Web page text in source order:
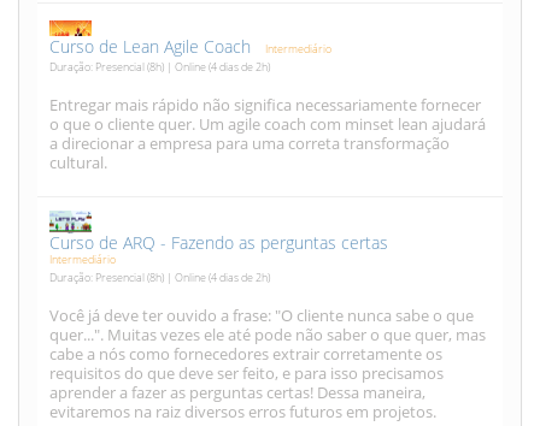
Curso de Lean Agile Coach
Intermediário
Duração: Presencial (8h) | Online (4 dias de 2h)
Entregar mais rápido não significa necessariamente fornecer
o que o cliente quer. Um agile coach com minset lean ajudará
a direcionar a empresa para uma correta transformação
cultural.
Curso de ARQ - Fazendo as perguntas certas
Intermediário
Duração: Presencial (8h) | Online (4 dias de 2h)
Você já deve ter ouvido a frase: "O cliente nunca sabe o que
quer...". Muitas vezes ele até pode não saber o que quer, mas
cabe a nós como fornecedores extrair corretamente os
requisitos do que deve ser feito, e para isso precisamos
aprender a fazer as perguntas certas! Dessa maneira,
evitaremos na raiz diversos erros futuros em projetos.